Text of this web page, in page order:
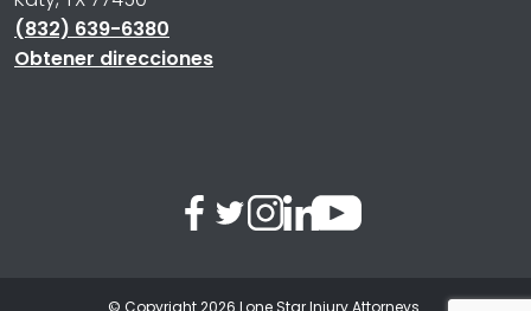
(832) 639-6380
Obtener direcciones
© Copyright 2026 Lone Star Injury Attorneys